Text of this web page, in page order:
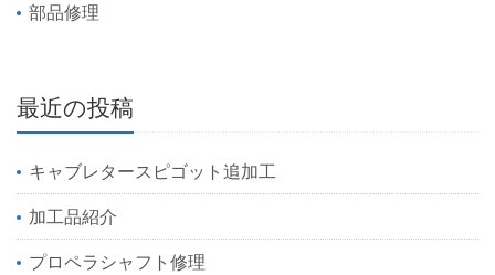
部品修理
最近の投稿
キャブレタースピゴット追加工
加工品紹介
プロペラシャフト修理